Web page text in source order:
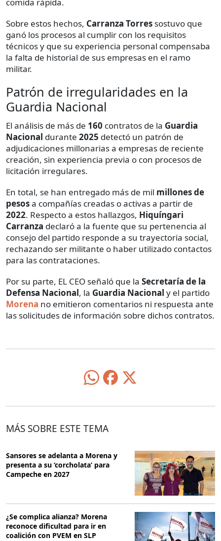
comida rápida.
Sobre estos hechos, Carranza Torres sostuvo que
ganó los procesos al cumplir con los requisitos
técnicos y que su experiencia personal compensaba
la falta de historial de sus empresas en el ramo
militar.
Patrón de irregularidades en la
Guardia Nacional
El análisis de más de 160 contratos de la Guardia
Nacional durante 2025 detectó un patrón de
adjudicaciones millonarias a empresas de reciente
creación, sin experiencia previa o con procesos de
licitación irregulares.
En total, se han entregado más de mil millones de
pesosa compañías creadas o activas a partir de
2022. Respecto a estos hallazgos, Hiquíngari
Carranza declaró a la fuente que su pertenencia al
consejo del partido responde a su trayectoria social,
rechazando ser militante o haber utilizado contactos
para las contrataciones.
Por su parte, EL CEO señaló que la Secretaría de la
Defensa Nacional, la Guardia Nacional y el partido
Morena no emitieron comentarios ni respuesta ante
las solicitudes de información sobre dichos contratos.
MÁS SOBRE ESTE TEMA
Sansores se adelanta a Morena y
presenta a su ‘corcholata’ para
Campeche en 2027
¿Se complica alianza? Morena
reconoce dificultad para ir en
coalición con PVEM en SLP